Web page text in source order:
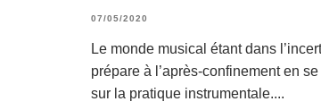
07/05/2020
Le monde musical étant dans
prépare à l’après-confinement en
sur la pratique instrumentale....